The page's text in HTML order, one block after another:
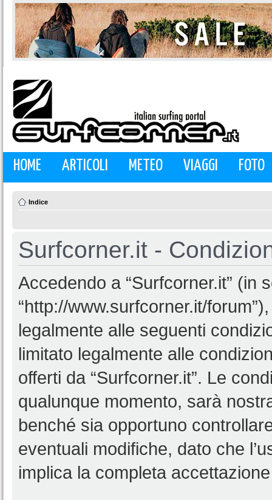
HOME ARTICOLI METEO VIAGGI FOTO
Indice
Surfcorner.it -
Accedendo a “Surfcorner.it” (in
“http://www.surfcorner.it/
legalmente alle seguenti
limitato legalmente alle
offerti da “Surfcorner.it”. Le
qualunque momento, sarà
benché sia opportuno
eventuali modifiche, dato che
implica la completa